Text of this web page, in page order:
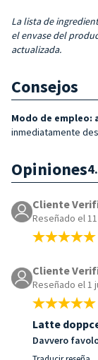
La lista de
el envase del
actualizada.
Consejos
Modo de empleo:
inmediatamente
Opiniones
Cliente
Reseñado el
Cliente
Reseñado el 1
Latte
Davvero